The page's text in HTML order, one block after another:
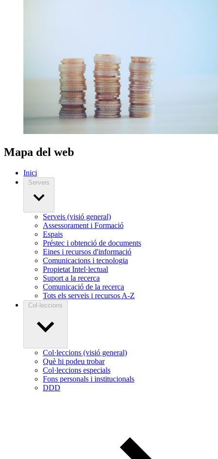
Mapa del web
Inici
Serveis
Serveis (visió general)
Assessorament i Formació
Espais
Préstec i obtenció de documents
Eines i recursos d'informació
Comunicacions i tecnologia
Propietat Intel·lectual
Suport a la recerca
Comunicació de la recerca
Tots els serveis i recursos A-Z
Col·leccions
Col·leccions (visió general)
Què hi podeu trobar
Col·leccions especials
Fons personals i institucionals
DDD